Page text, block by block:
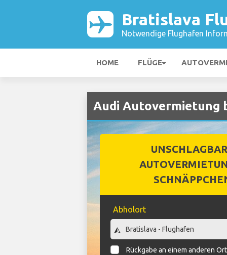
Bratislava
Notwendige Flughafen
HOME FLÜGE
Audi Autovermietung
Abholort
Rückgabe an einem anderen Ort